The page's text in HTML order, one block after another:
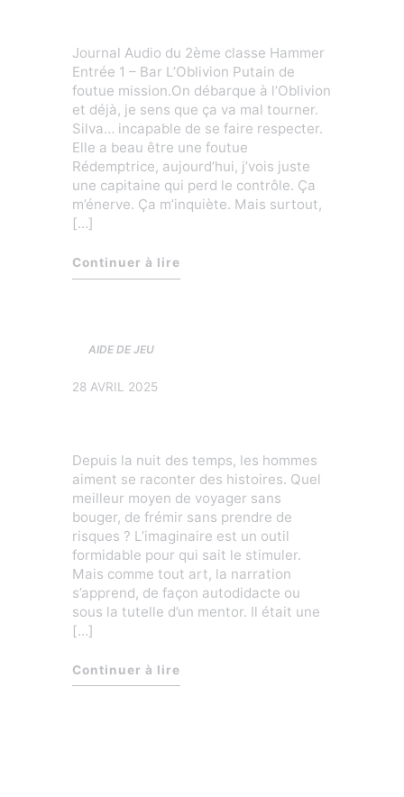
Journal Audio du 2ème classe Hammer
Entrée 1 – Bar L’Oblivion Putain de
foutue mission.On débarque à l’Oblivion
et déjà, je sens que ça va mal tourner.
Silva… incapable de se faire respecter.
Elle a beau être une foutue
Rédemptrice, aujourd’hui, j’vois juste
une capitaine qui perd le contrôle. Ça
m’énerve. Ça m’inquiète. Mais surtout,
[…]
Continuer à lire
AIDE DE JEU
28 AVRIL 2025
Depuis la nuit des temps, les hommes
aiment se raconter des histoires. Quel
meilleur moyen de voyager sans
bouger, de frémir sans prendre de
risques ? L’imaginaire est un outil
formidable pour qui sait le stimuler.
Mais comme tout art, la narration
s’apprend, de façon autodidacte ou
sous la tutelle d’un mentor. Il était une
[…]
Continuer à lire